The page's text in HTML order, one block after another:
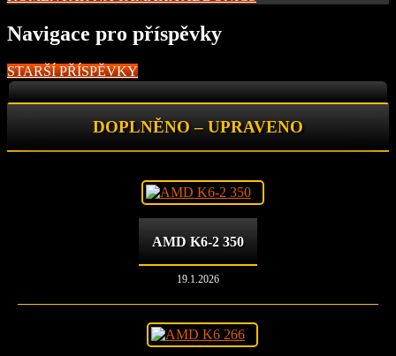
Navigace pro příspěvky
STARŠÍ PŘÍSPĚVKY
DOPLNĚNO – UPRAVENO
AMD K6-2 350
19.1.2026